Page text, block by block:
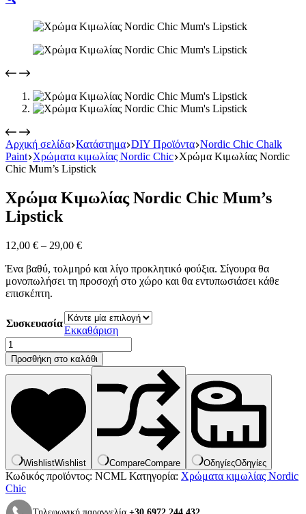
Αρχική σελίδα Κατάστημα DIY Προϊόντα Nordic Chic Chalk
Paint Χρώματα κιμωλίας Nordic Chic Χρώμα Κιμωλίας Nordic
Chic Mum’s Lipstick
Χρώμα Κιμωλίας Nordic Chic Mum’s
Lipstick
12,00 € – 29,00 €Price
12,00 €
through
Ένα βαθύ, τολμηρό και λίγο προκλητικό φούξια. Σίγουρα θα
μονοπωλήσει τη προσοχή στο χώρο και θα εντυπωσιάσει κάθε
επισκέπτη.
Συσκευασία
Εκκαθάριση
Χρώμα
Κιμωλίας
Nordic
Chic
Mum's
Lipstick
ποσότητα
Προσθήκη στο καλάθι
WishlistWishlist CompareCompare ΟδηγίεςΟδηγίες
Κωδικός προϊόντος: NCML Κατηγορία: Χρώματα κιμωλίας Nordic
Chic